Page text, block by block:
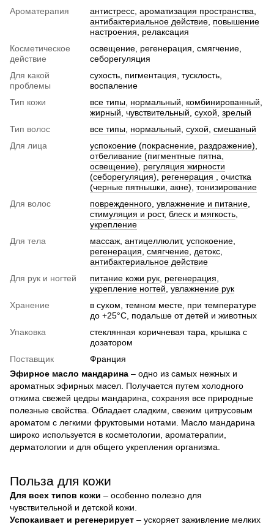
Ароматерапия
антистресс ароматизация пространства
антибактериальное действие повышение
настроения
релаксация
Косметическое
действие
освещение, регенерация, смягчение,
себорегуляция
Для какой
проблемы
сухость, пигментация, тусклость,
воспаление
Тип кожи
все типы нормальный комбинированный
жирный чувствительный сухой зрелый
Тип волос
все типы нормальный сухой смешаный
Для лица
успокоение (покраснение, раздражение)
отбеливание (пигментные пятна,
освещение)
регуляция жирности
(себорегуляция)
регенерация
очистка
(черные пятнышки, акне) тонизирование
Для волос
поврежденного увлажнение и питание
стимуляция и рост, блеск и мягкость
укрепление
Для тела
массаж антицеллюлит, успокоение
регенерация смягчение детокс
антибактериальное действие
Для рук и ногтей
питание кожи рук регенерация
укрепление ногтей увлажнение рук
Хранение
в сухом, темном месте, при температуре
до +25°C, подальше от детей и животных
Упаковка
стеклянная коричневая тара, крышка с
дозатором
Поставщик
Франция
Эфирное масло мандарина – одно из самых нежных и
ароматных эфирных масел. Получается путем холодного
отжима свежей цедры мандарина, сохраняя все природные
полезные свойства. Обладает сладким, свежим цитрусовым
ароматом с легкими фруктовыми нотами. Масло мандарина
широко используется в косметологии, ароматерапии,
дерматологии и для общего укрепления организма.
Польза для кожи
Для всех типов кожи – особенно полезно для
чувствительной и детской кожи.
Успокаивает и регенерирует – ускоряет заживление мелких